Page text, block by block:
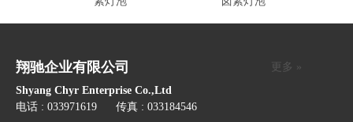
翔驰企业有限公司
更多 »
Shyang Chyr Enterprise Co.,Ltd
电话 : 033971619 传真 : 033184546